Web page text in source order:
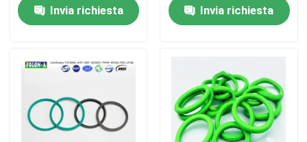
Chi siamo
Fatory Tour
Controllo di qualità
Invia richiesta Invia richiesta